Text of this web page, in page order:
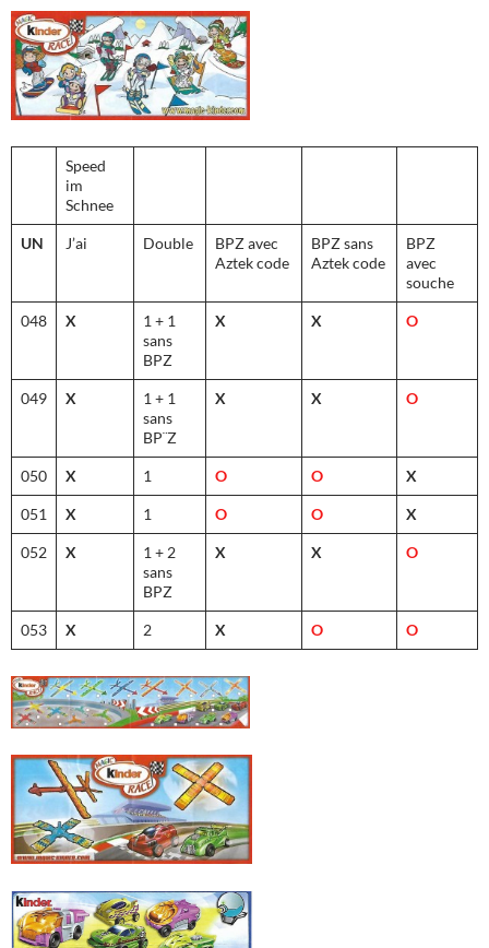
Speed
im
Schnee
UN J’ai Double
BPZ avec
Aztek code
BPZ sans
Aztek code
BPZ
avec
souche
048 X
1 + 1
sans
BPZ
X X O
049 X
1 + 1
sans
BP¨Z
X X O
050 X 1 O O X
051 X 1 O O X
052 X
1 + 2
sans
BPZ
X X O
053 X 2 X O O